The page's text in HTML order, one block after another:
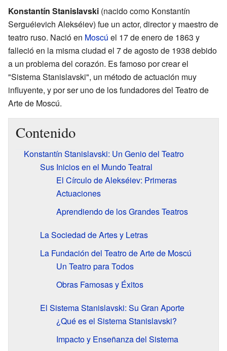
Konstantín Stanislavski (nacido como Konstantín
Serguéievich Alekséiev) fue un actor, director y maestro de
teatro ruso. Nació en Moscú el 17 de enero de 1863 y
falleció en la misma ciudad el 7 de agosto de 1938 debido
a un problema del corazón. Es famoso por crear el
"Sistema Stanislavski", un método de actuación muy
influyente, y por ser uno de los fundadores del Teatro de
Arte de Moscú.
Contenido
Konstantín Stanislavski: Un Genio del Teatro
Sus Inicios en el Mundo Teatral
El Círculo de Alekséiev: Primeras
Actuaciones
Aprendiendo de los Grandes Teatros
La Sociedad de Artes y Letras
La Fundación del Teatro de Arte de Moscú
Un Teatro para Todos
Obras Famosas y Éxitos
El Sistema Stanislavski: Su Gran Aporte
¿Qué es el Sistema Stanislavski?
Impacto y Enseñanza del Sistema